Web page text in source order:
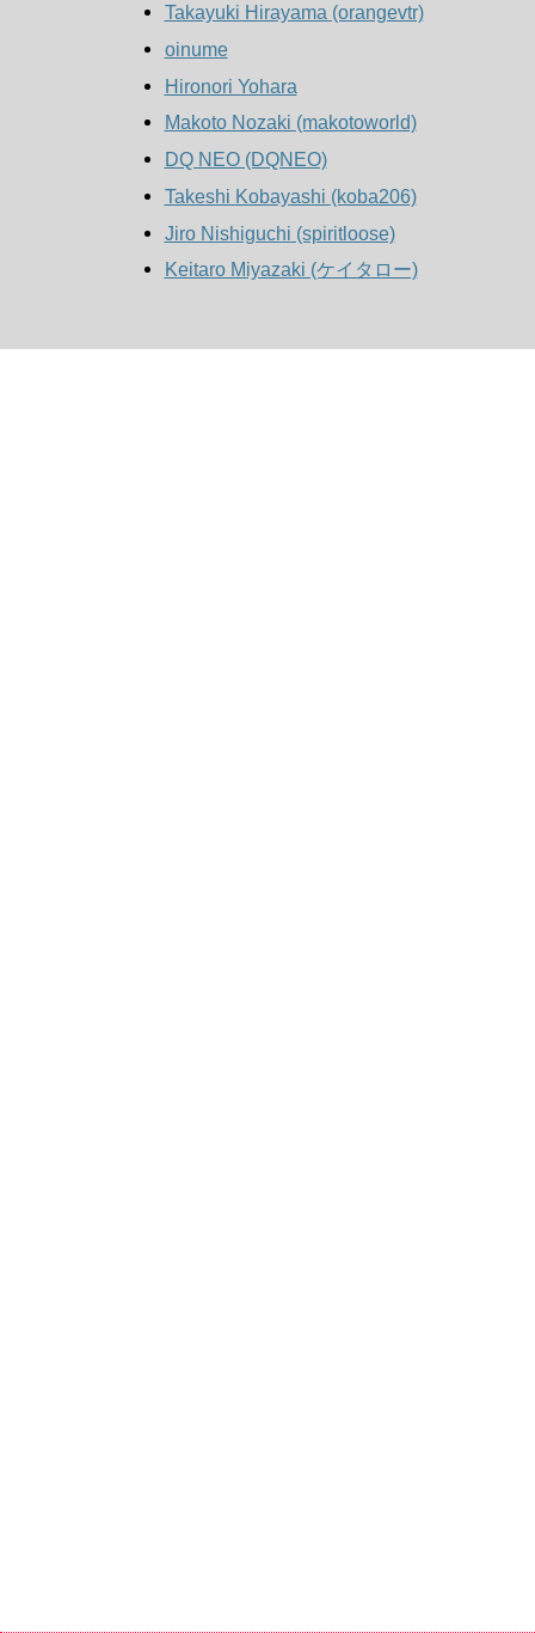
Takayuki Hirayama (‎orangevtr‎)
oinume
Hironori Yohara
Makoto Nozaki (‎makotoworld‎)
DQ NEO (‎DQNEO‎)
Takeshi Kobayashi (‎koba206‎)
Jiro Nishiguchi (‎spiritloose‎)
Keitaro Miyazaki (‎ケイタロー‎)